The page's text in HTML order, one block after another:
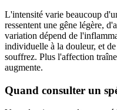
L'intensité varie beaucoup
ressentent une gêne légère,
variation dépend de
individuelle à la douleur, et
souffrez. Plus l'affection
augmente.
Quand consulter un